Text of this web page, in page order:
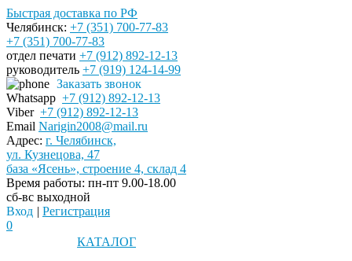
Быстрая доставка по РФ
Челябинск: +7 (351) 700-77-83
+7 (351) 700-77-83
отдел печати +7 (912) 892-12-13
руководитель +7 (919) 124-14-99
Заказать звонок
Whatsapp +7 (912) 892-12-13
Viber +7 (912) 892-12-13
Email Narigin2008@mail.ru
Адрес: г. Челябинск,
ул. Кузнецова, 47
база «Ясень», строение 4, склад 4
Время работы: пн-пт 9.00-18.00
сб-вс выходной
Вход | Регистрация
0
КАТАЛОГ